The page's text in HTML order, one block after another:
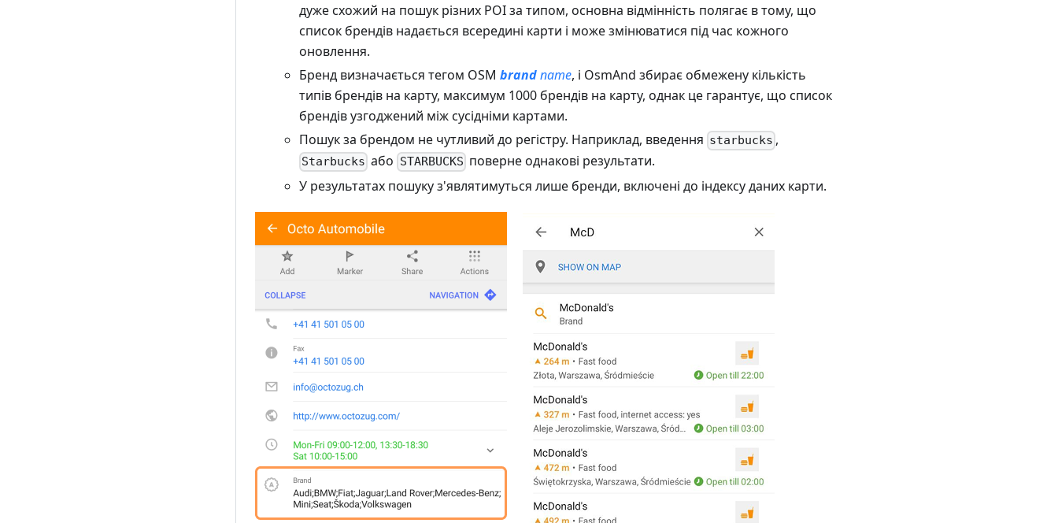
дуже схожий на пошук різних POI за типом, основна відмінність полягає в тому, що
список брендів надається всередині карти і може змінюватися під час кожного
оновлення.
Бренд визначається тегом OSM brandname, і OsmAnd збирає обмежену кількість
типів брендів на карту, максимум 1000 брендів на карту, однак це гарантує, що список
брендів узгоджений між сусідніми картами.
Пошук за брендом не чутливий до регістру. Наприклад, введення starbucks ,
Starbucks або STARBUCKS поверне однакові результати.
У результатах пошуку з'являтимуться лише бренди, включені до індексу даних карти.